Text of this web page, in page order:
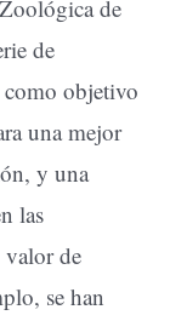
de
de
como objetivo
una mejor
y una
las
valor de
se han